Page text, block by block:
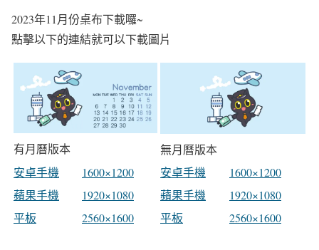
2023年11月份桌布下載囉~
點擊以下的連結就可以下載圖片
有月曆版本
無月曆版本
安卓手機
1600×1200 安卓手機
1600×1200
蘋果手機
1920×1080 蘋果手機
1920×1080
平板
2560×1600 平板 2560×1600